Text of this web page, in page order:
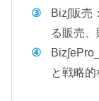
Biz∫販売
る販売
と戦略